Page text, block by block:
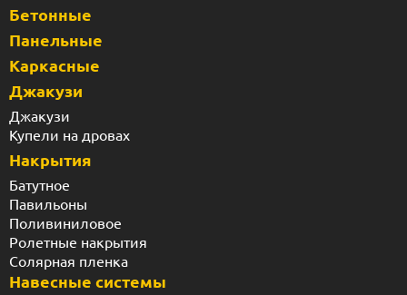
Бетонные
Панельные
Каркасные
Джакузи
Джакузи
Купели на дровах
Накрытия
Батутное
Павильоны
Поливиниловое
Ролетные накрытия
Солярная пленка
Навесные системы